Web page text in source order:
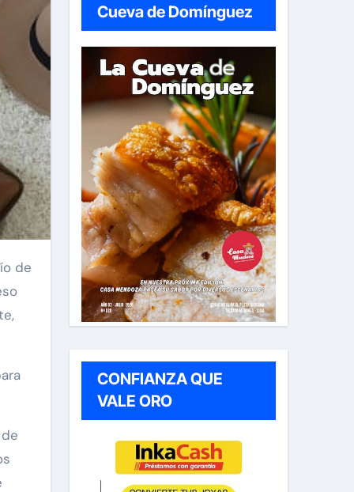
Cueva de Domínguez
CONFIANZA QUE
VALE ORO